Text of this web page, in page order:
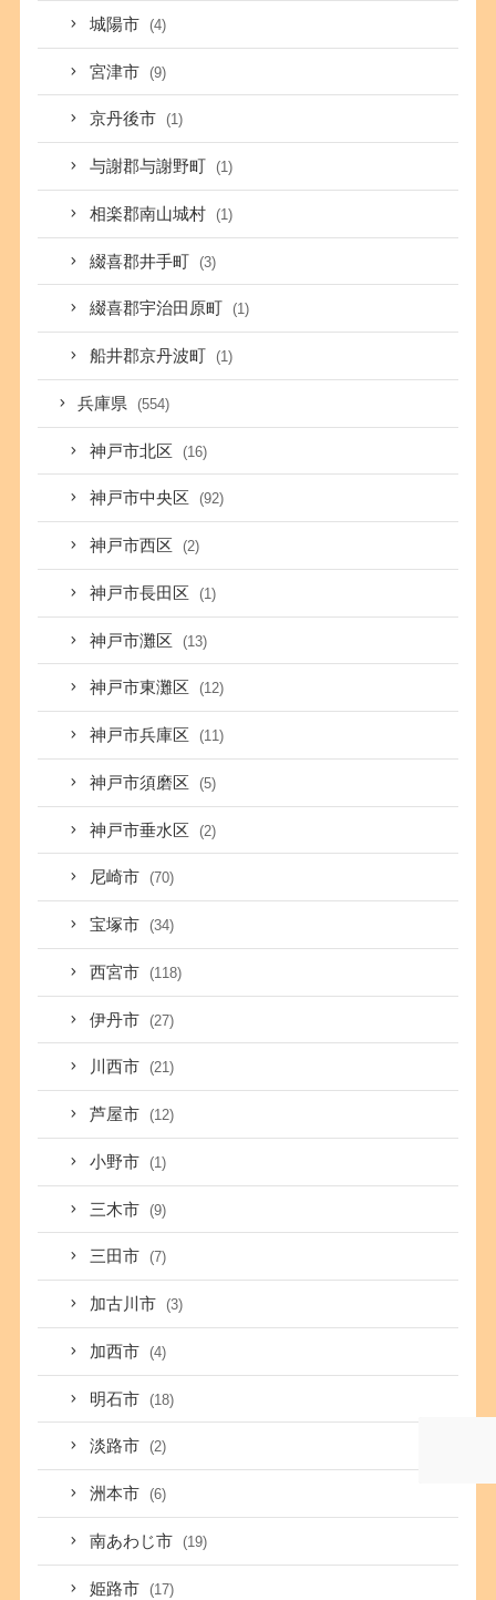
城陽市 (4)
宮津市 (9)
京丹後市 (1)
与謝郡与謝野町 (1)
相楽郡南山城村 (1)
綴喜郡井手町 (3)
綴喜郡宇治田原町 (1)
船井郡京丹波町 (1)
兵庫県 (554)
神戸市北区 (16)
神戸市中央区 (92)
神戸市西区 (2)
神戸市長田区 (1)
神戸市灘区 (13)
神戸市東灘区 (12)
神戸市兵庫区 (11)
神戸市須磨区 (5)
神戸市垂水区 (2)
尼崎市 (70)
宝塚市 (34)
西宮市 (118)
伊丹市 (27)
川西市 (21)
芦屋市 (12)
小野市 (1)
三木市 (9)
三田市 (7)
加古川市 (3)
加西市 (4)
明石市 (18)
淡路市 (2)
洲本市 (6)
南あわじ市 (19)
姫路市 (17)